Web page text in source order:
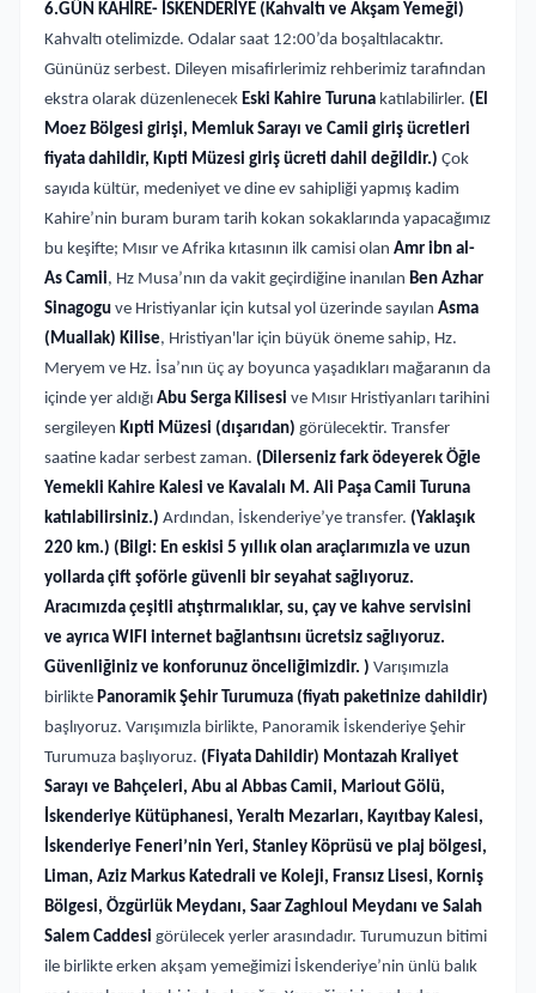
6.GÜN KAHİRE- İSKENDERİYE (Kahvaltı ve Akşam Yemeği)
Kahvaltı otelimizde. Odalar saat 12:00’da boşaltılacaktır.
Gününüz serbest. Dileyen misafirlerimiz rehberimiz tarafından
ekstra olarak düzenlenecek Eski Kahire Turuna katılabilirler. (El
Moez Bölgesi girişi, Memluk Sarayı ve Camii giriş ücretleri
fiyata dahildir, Kıpti Müzesi giriş ücreti dahil değildir.) Çok
sayıda kültür, medeniyet ve dine ev sahipliği yapmış kadim
Kahire’nin buram buram tarih kokan sokaklarında yapacağımız
bu keşifte; Mısır ve Afrika kıtasının ilk camisi olan Amr ibn al-
As Camii, Hz Musa’nın da vakit geçirdiğine inanılan Ben Azhar
Sinagogu ve Hristiyanlar için kutsal yol üzerinde sayılan Asma
(Muallak) Kilise, Hristiyan'lar için büyük öneme sahip, Hz.
Meryem ve Hz. İsa’nın üç ay boyunca yaşadıkları mağaranın da
içinde yer aldığı Abu Serga Kilisesi ve Mısır Hristiyanları tarihini
sergileyen Kıpti Müzesi (dışarıdan) görülecektir. Transfer
saatine kadar serbest zaman. (Dilerseniz fark ödeyerek Öğle
Yemekli Kahire Kalesi ve Kavalalı M. Ali Paşa Camii Turuna
katılabilirsiniz.) Ardından, İskenderiye’ye transfer. (Yaklaşık
220 km.) (Bilgi: En eskisi 5 yıllık olan araçlarımızla ve uzun
yollarda çift şoförle güvenli bir seyahat sağlıyoruz.
Aracımızda çeşitli atıştırmalıklar, su, çay ve kahve servisini
ve ayrıca WIFI internet bağlantısını ücretsiz sağlıyoruz.
Güvenliğiniz ve konforunuz önceliğimizdir. ) Varışımızla
birlikte Panoramik Şehir Turumuza (fiyatı paketinize dahildir)
başlıyoruz. Varışımızla birlikte, Panoramik İskenderiye Şehir
Turumuza başlıyoruz. (Fiyata Dahildir) Montazah Kraliyet
Sarayı ve Bahçeleri, Abu al Abbas Camii, Mariout Gölü,
İskenderiye Kütüphanesi, Yeraltı Mezarları, Kayıtbay Kalesi,
İskenderiye Feneri’nin Yeri, Stanley Köprüsü ve plaj bölgesi,
Liman, Aziz Markus Katedrali ve Koleji, Fransız Lisesi, Korniş
Bölgesi, Özgürlük Meydanı, Saar Zaghloul Meydanı ve Salah
Salem Caddesi görülecek yerler arasındadır. Turumuzun bitimi
ile birlikte erken akşam yemeğimizi İskenderiye’nin ünlü balık